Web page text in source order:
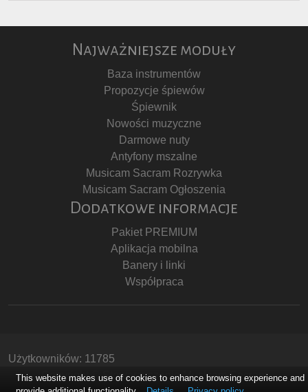
Najważniejsze moduły
Baza instrumentów
Propozycje śpiewów
Śpiewnik
Nowości muzyczne
Darmowe nuty
Antyfony mszalne
Musicam Sacram Rozrywka
Musicam Sacram Ogłoszenia
Dodatkowe informacje
Pakiet PREMIUM
Aplikacja mobilna
Banery i linki
Współpraca
Użytkowników: 11785
Copyright © Stowarzyszenie Musicam Sacram
This website makes use of cookies to enhance browsing experience and